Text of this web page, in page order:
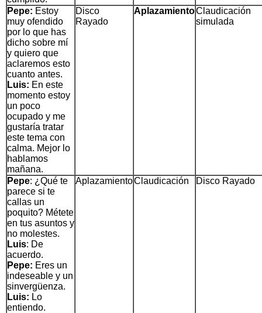
Pepe: Estoy
muy ofendido
por lo que has
dicho sobre mí
y quiero que
aclaremos esto
cuanto antes.
Luis: En este
momento estoy
un poco
ocupado y me
gustaría tratar
este tema con
calma. Mejor lo
hablamos
mañana.
Disco
Rayado
AplazamientoClaudicación
simulada
Pepe: ¿Qué te
parece si te
callas un
poquito? Métete
en tus asuntos y
no molestes.
Luis: De
acuerdo.
Pepe: Eres un
indeseable y un
sinvergüenza.
Luis: Lo
entiendo.
AplazamientoClaudicación Disco Rayado